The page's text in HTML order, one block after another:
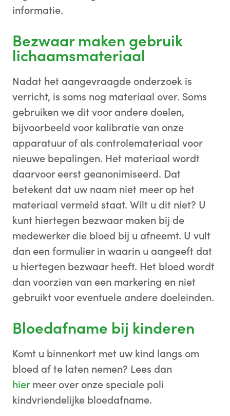
informatie.
Bezwaar maken gebruik
lichaamsmateriaal
Nadat het aangevraagde onderzoek is
verricht, is soms nog materiaal over. Soms
gebruiken we dit voor andere doelen,
bijvoorbeeld voor kalibratie van onze
apparatuur of als controlemateriaal voor
nieuwe bepalingen. Het materiaal wordt
daarvoor eerst geanonimiseerd. Dat
betekent dat uw naam niet meer op het
materiaal vermeld staat. Wilt u dit niet? U
kunt hiertegen bezwaar maken bij de
medewerker die bloed bij u afneemt. U vult
dan een formulier in waarin u aangeeft dat
u hiertegen bezwaar heeft. Het bloed wordt
dan voorzien van een markering en niet
gebruikt voor eventuele andere doeleinden.
Bloedafname bij kinderen
Komt u binnenkort met uw kind langs om
bloed af te laten nemen? Lees dan
hiermeer over onze speciale poli
kindvriendelijke bloedafname.